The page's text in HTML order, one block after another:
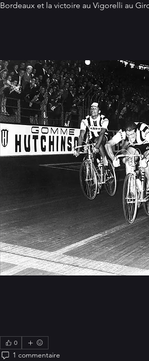
Bordeaux et la victoire au Vigorelli au
0
1 commentaire